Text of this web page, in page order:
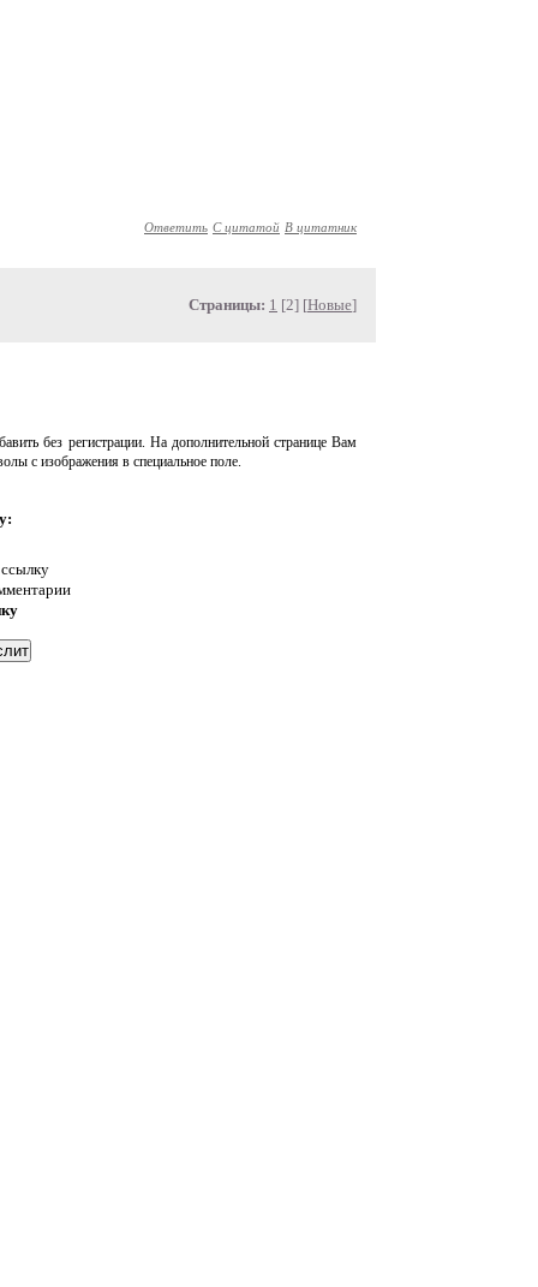
Ответить С цитатой В цитатник
Страницы: 1 [2] [Новые]
без регистрации. На дополнительной странице Вам
с изображения в специальное поле.